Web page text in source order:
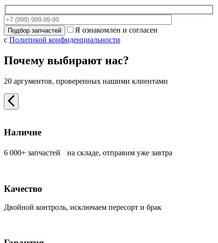
Я ознакомлен и согласен
с Политикой конфиденциальности
Почему выбирают нас?
20 аргументов, проверенных нашими клиентами
Наличие
6 000+ запчастей на складе, отправим уже завтра
Качество
Двойной контроль, исключаем пересорт и брак